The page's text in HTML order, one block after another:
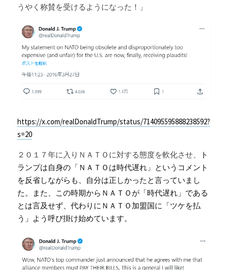
うやく称賛を受けるようになった！」
https://x.com/realDonaldTrump/status/714095595888238592?
s=20
２０１７年に入りＮＡＴＯに対する態度を軟化させ、
ト
ランプは自身の「ＮＡＴＯは時代遅れ」というコメント
を反省しながらも、自分は正しかったと言っていまし
た。また、この時期からＮＡＴＯが「時代遅れ」である
とは言及せず、代わりにＮＡＴＯ加盟国に「ツケを払
う」よう呼び掛け始めています。